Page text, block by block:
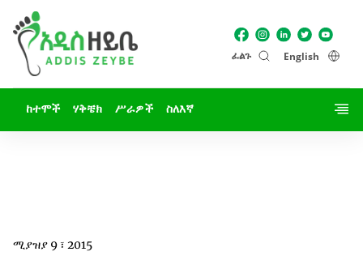
ፈልጉ English
ከተሞች ሃቅቼክ ሥራዎች ስለእኛ
ሚያዝያ 9 ፣ 2015